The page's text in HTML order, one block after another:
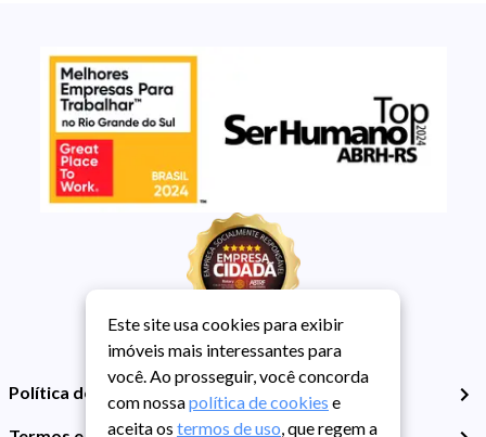
Política de Privacidade
Este site usa cookies para exibir
imóveis mais interessantes para
você. Ao prosseguir, você concorda
com nossapolítica de cookies e
aceita os termos de uso, que regem a